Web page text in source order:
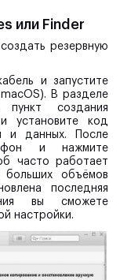
или Finder
резервную
и запустите
В разделе
пункт создания
установите код
и данных. После
и нажмите
часто работает
объёмов
последняя
вы сможете
настройки.